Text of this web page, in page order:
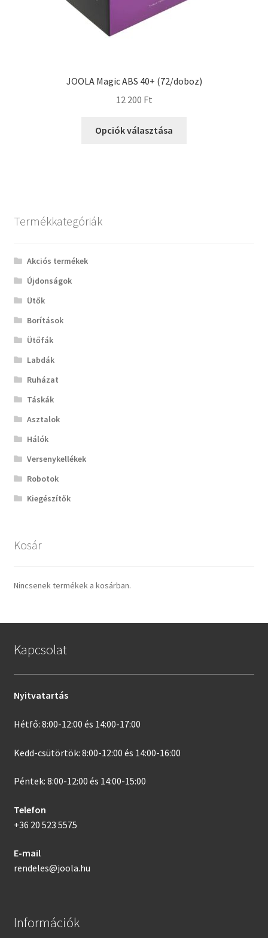
JOOLA Magic ABS 40+ (72/doboz)
12 200 Ft
Opciók választása
Termékkategóriák
Akciós termékek
Újdonságok
Ütők
Borítások
Ütőfák
Labdák
Ruházat
Táskák
Asztalok
Hálók
Versenykellékek
Robotok
Kiegészítők
Kosár
Nincsenek termékek a kosárban.
Kapcsolat
Nyitvatartás
Hétfő: 8:00-12:00 és 14:00-17:00
Kedd-csütörtök: 8:00-12:00 és 14:00-16:00
Péntek: 8:00-12:00 és 14:00-15:00
Telefon
+36 20 523 5575
E-mail
rendeles@joola.hu
Információk